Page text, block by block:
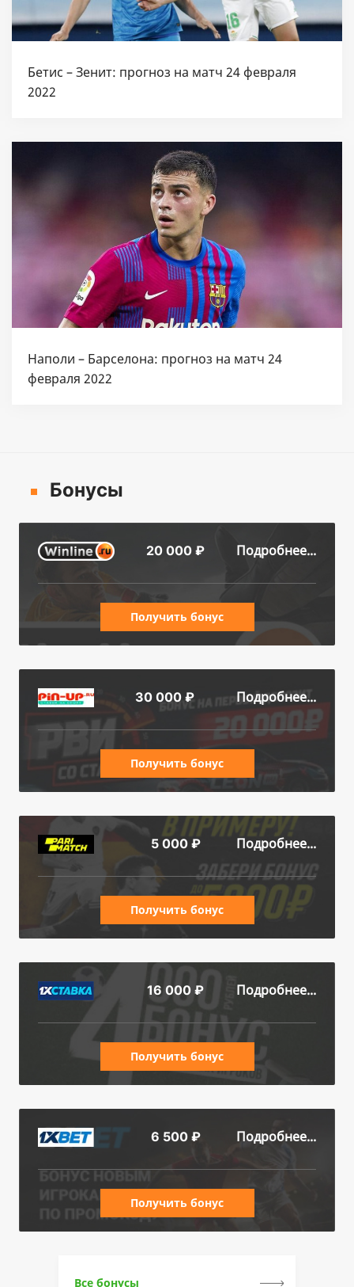
Бетис – Зенит: прогноз на матч 24 февраля
2022
Наполи – Барселона: прогноз на матч 24
февраля 2022
Бонусы
20 000 ₽ Подробнее...
Получить бонус
30 000 ₽ Подробнее...
Получить бонус
5 000 ₽ Подробнее...
Получить бонус
16 000 ₽ Подробнее...
Получить бонус
6 500 ₽ Подробнее...
Получить бонус
Все бонусы